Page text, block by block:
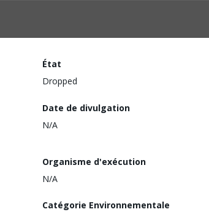
État
Dropped
Date de divulgation
N/A
Organisme d'exécution
N/A
Catégorie Environnementale